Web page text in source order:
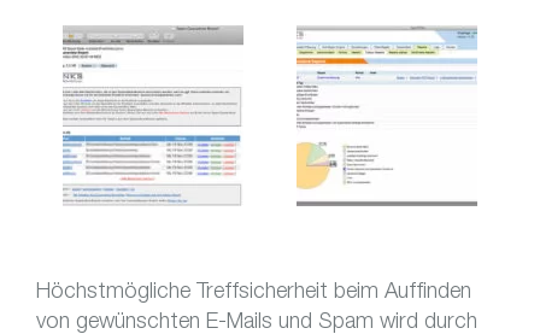
Höchstmögliche Treffsicherheit beim Auffinden
von gewünschten E-Mails und Spam wird durch